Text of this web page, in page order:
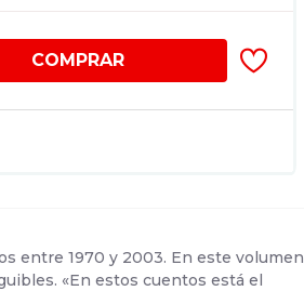
COMPRAR
entre 1970 y 2003. En este volumen
«En estos cuentos está el